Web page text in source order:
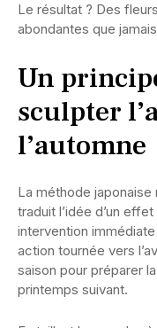
Le résultat ? Des
abondantes que
Un
sculpter
l’automne
La méthode
traduit l’idée d’un
intervention
action tournée vers
saison pour préparer
printemps suivant.